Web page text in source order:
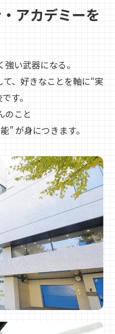
アカデミーを
い武器になる。
、好きなことを軸に“実
す。
のこと
” が身につきます。